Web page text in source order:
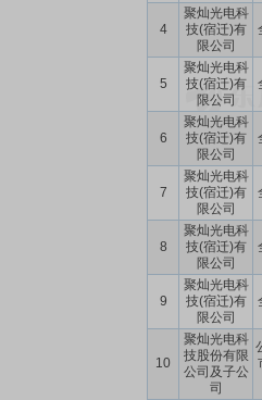
4
聚灿光电科
技(宿迁)有
限公司
5
聚灿光电科
技(宿迁)有
限公司
6
聚灿光电科
技(宿迁)有
限公司
7
聚灿光电科
技(宿迁)有
限公司
8
聚灿光电科
技(宿迁)有
限公司
9
聚灿光电科
技(宿迁)有
限公司
10
聚灿光电科
技股份有限
公司及子公
司